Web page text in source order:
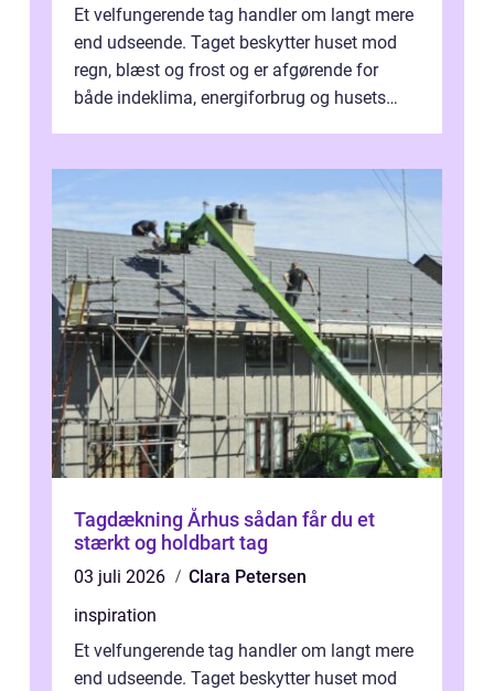
Et velfungerende tag handler om langt mere
end udseende. Taget beskytter huset mod
regn, blæst og frost og er afgørende for
både indeklima, energiforbrug og husets
Tagdækning Århus sådan får du et
stærkt og holdbart tag
03 juli 2026
Clara Petersen
inspiration
Et velfungerende tag handler om langt mere
end udseende. Taget beskytter huset mod